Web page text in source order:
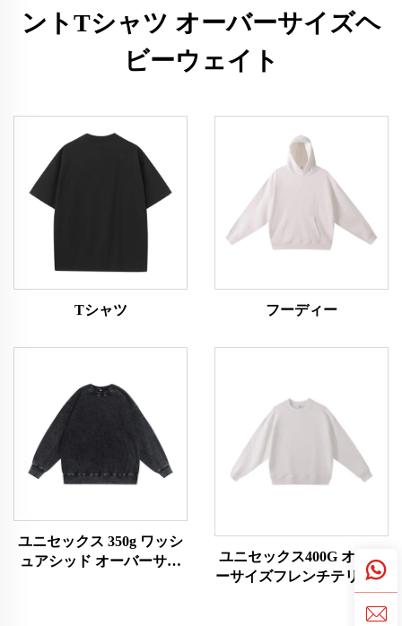
ントTシャツ オーバーサイズヘ
ビーウェイト
Tシャツ フーディー
ユニセックス 350g ワッシ
ュアシッド オーバーサイ
ユニセックス400G オーバ
ーサイズフレンチテリー素
材スウェットシャツ